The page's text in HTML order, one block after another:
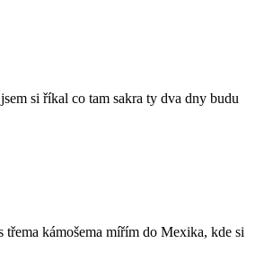
si říkal co tam sakra ty dva dny budu
třema kámošema mířím do Mexika, kde si